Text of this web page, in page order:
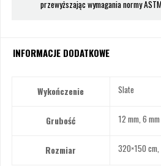
przewyższając wymagania normy
INFORMACJE DODATKOWE
Wykończenie Slate
Grubość 12 mm, 6 mm
Rozmiar 320×150